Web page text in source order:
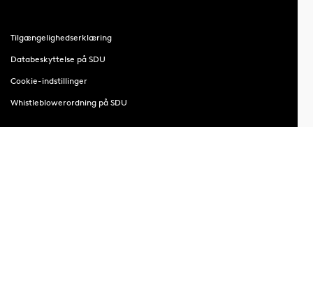
Tilgængelighedserklæring
Databeskyttelse på SDU
Cookie-indstillinger
Whistleblowerordning på SDU